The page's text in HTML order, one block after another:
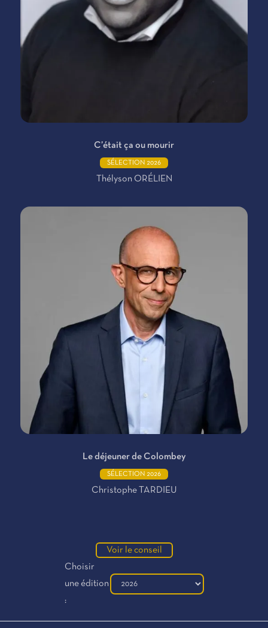
C’était ça ou mourir
SÉLECTION 2026
Thélyson ORÉLIEN
Le déjeuner de Colombey
SÉLECTION 2026
Christophe TARDIEU
Voir le conseil
Choisir
une édition
: